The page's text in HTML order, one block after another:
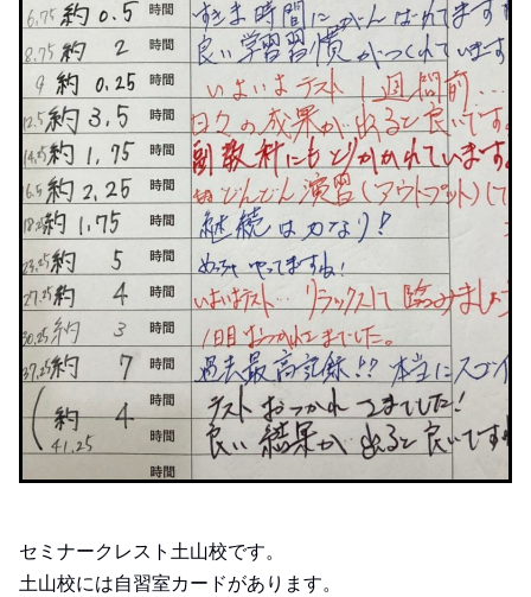
セミナークレスト土山校です。
土山校には自習室カードがあります。